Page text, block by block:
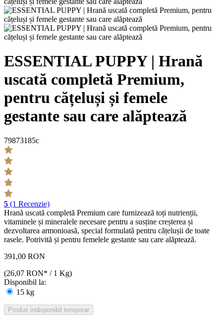
ESSENTIAL PUPPY | Hrană
uscată completă Premium,
pentru cățeluși și femele
gestante sau care alăptează
79873185c
5 (1 Recenzie)
Hrană uscată completă Premium care furnizează toți nutrienții,
vitaminele și mineralele necesare pentru a susține creșterea și
dezvoltarea armonioasă, special formulată pentru cățelușii de toate
rasele. Potrivită și pentru femelele gestante sau care alăptează.
391,00 RON
(26,07 RON* / 1 Kg)
Disponibil la:
15 kg
Produs indisponibil temporar